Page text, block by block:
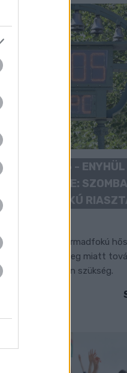
2026 - ENYHÜL
NINCS VÉGE:
MÁSODFOKÚ
vége óta tartó harmadfokú
de a tartós meleg miatt
óvatosságra van szükség.